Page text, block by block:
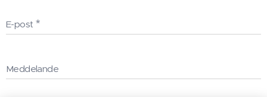
E-post
Meddelande